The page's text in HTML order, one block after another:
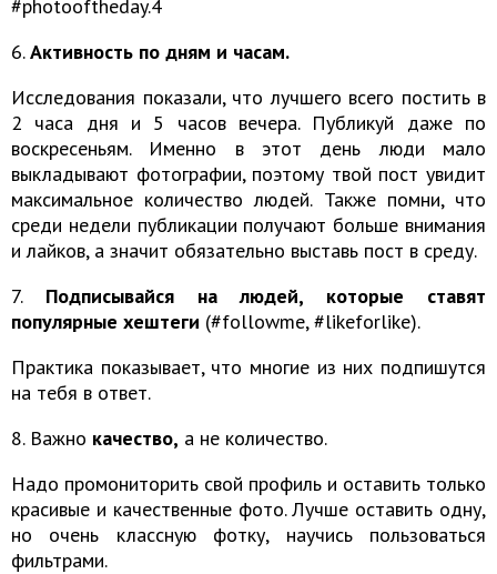
#photooftheday.4
6.Активность по дням и часам.
Исследования показали, что лучшего всего постить в
2 часа дня и 5 часов вечера. Публикуй даже по
воскресеньям. Именно в этот день люди мало
выкладывают фотографии, поэтому твой пост увидит
максимальное количество людей. Также помни, что
среди недели публикации получают больше внимания
и лайков, а значит обязательно выставь пост в среду.
7. Подписывайся на людей, которые ставят
популярные хештеги (#followme, #likeforlike).
Практика показывает, что многие из них подпишутся
на тебя в ответ.
8. Важно качество, а не количество.
Надо промониторить свой профиль и оставить только
красивые и качественные фото. Лучше оставить одну,
но очень классную фотку, научись пользоваться
фильтрами.